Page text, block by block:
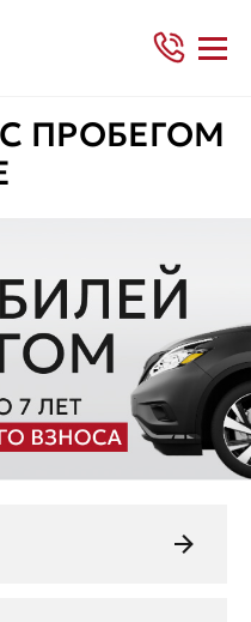
С ПРОБЕГОМ